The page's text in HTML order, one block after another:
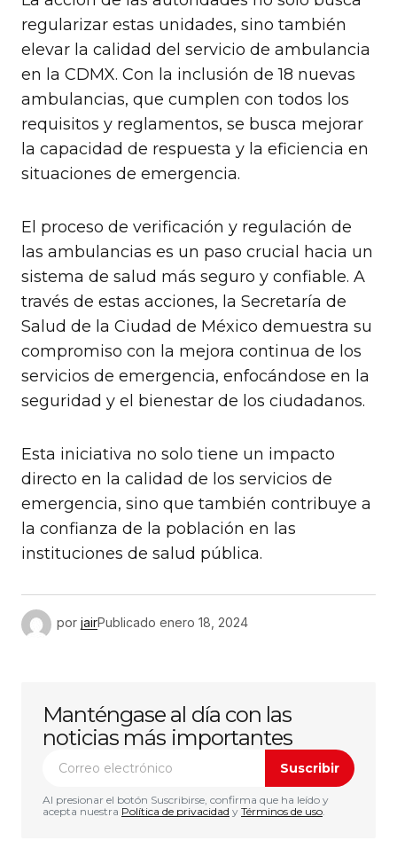
regularizar estas unidades, sino también
elevar la calidad del servicio de ambulancia
en la CDMX. Con la inclusión de 18 nuevas
ambulancias, que cumplen con todos los
requisitos y reglamentos, se busca mejorar
la capacidad de respuesta y la eficiencia en
situaciones de emergencia.
El proceso de verificación y regulación de
las ambulancias es un paso crucial hacia un
sistema de salud más seguro y confiable. A
través de estas acciones, la Secretaría de
Salud de la Ciudad de México demuestra su
compromiso con la mejora continua de los
servicios de emergencia, enfocándose en la
seguridad y el bienestar de los ciudadanos.
Esta iniciativa no solo tiene un impacto
directo en la calidad de los servicios de
emergencia, sino que también contribuye a
la confianza de la población en las
instituciones de salud pública.
por jairPublicado enero 18, 2024
Manténgase al día con las
noticias más importantes
Suscribir
Al presionar el botón Suscribirse, confirma que ha leído y
acepta nuestra Política de privacidad y Términos de uso.